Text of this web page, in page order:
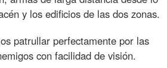
y los edificios de las dos zonas.
patrullar perfectamente por las
con facilidad de visión.